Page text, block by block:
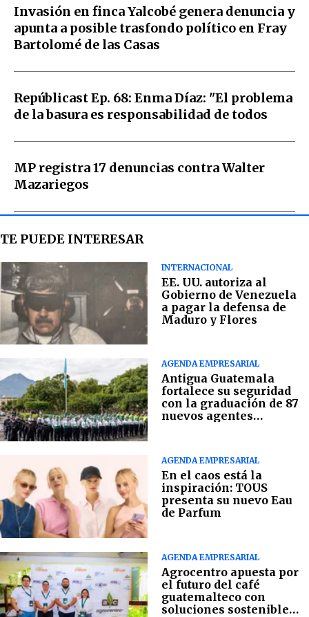
Invasión en finca Yalcobé genera denuncia y
apunta a posible trasfondo político en Fray
Bartolomé de las Casas
Repúblicast Ep. 68: Enma Díaz: "El problema
de la basura es responsabilidad de todos
MP registra 17 denuncias contra Walter
Mazariegos
TE PUEDE INTERESAR
INTERNACIONAL
EE. UU. autoriza al
Gobierno de Venezuela
a pagar la defensa de
Maduro y Flores
AGENDA EMPRESARIAL
Antigua Guatemala
fortalece su seguridad
con la graduación de 87
nuevos agentes
AGENDA EMPRESARIAL
En el caos está la
inspiración: TOUS
presenta su nuevo Eau
de Parfum
AGENDA EMPRESARIAL
Agrocentro apuesta por
el futuro del café
guatemalteco con
soluciones sostenibles